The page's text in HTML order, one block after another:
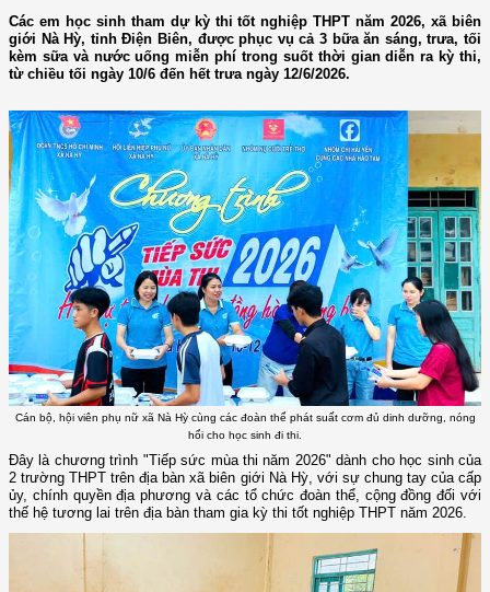
Các em học sinh tham dự kỳ thi tốt nghiệp THPT năm 2026, xã biên
giới Nà Hỳ, tỉnh Điện Biên, được phục vụ cả 3 bữa ăn sáng, trưa, tối
kèm sữa và nước uống miễn phí trong suốt thời gian diễn ra kỳ thi,
từ chiều tối ngày 10/6 đến hết trưa ngày 12/6/2026.
Cán bộ, hội viên phụ nữ xã Nà Hỳ cùng các đoàn thể phát suất cơm đủ dinh dưỡng, nóng
hổi cho học sinh đi thi.
Đây là chương trình "Tiếp sức mùa thi năm 2026" dành cho học sinh của
2 trường THPT trên địa bàn xã biên giới Nà Hỳ, với sự chung tay của cấp
ủy, chính quyền địa phương và các tổ chức đoàn thể, cộng đồng đối với
thế hệ tương lai trên địa bàn tham gia kỳ thi tốt nghiệp THPT năm 2026.